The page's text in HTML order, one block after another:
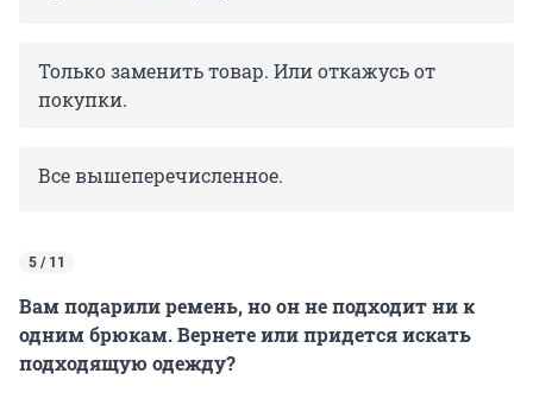
Только заменить товар. Или откажусь от
покупки.
Все вышеперечисленное.
5 / 11
Вам подарили ремень, но он не подходит ни к
одним брюкам. Вернете или придется искать
подходящую одежду?